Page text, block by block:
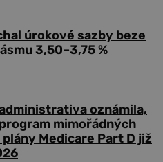
úrokové sazby beze
3,50–3,75 %
oznámila,
mimořádných
Medicare Part D již